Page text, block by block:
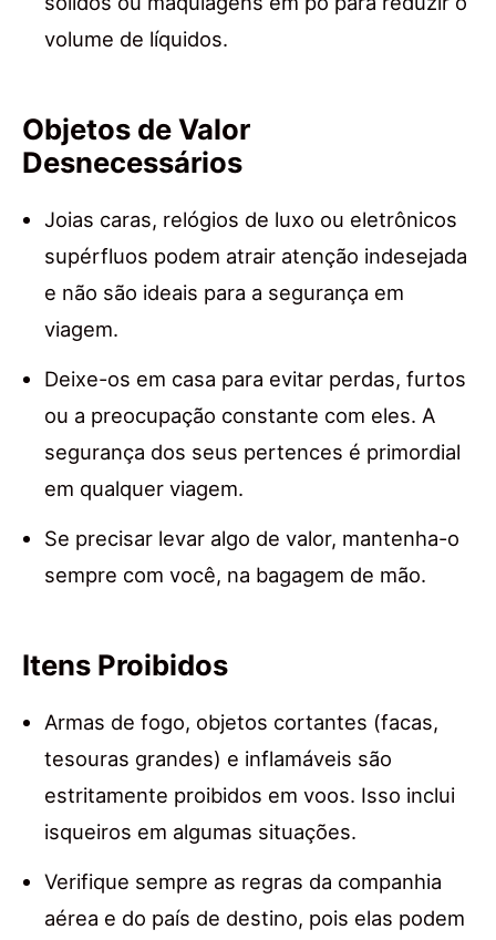
volume de líquidos.
Objetos de Valor
Desnecessários
Joias caras, relógios de luxo ou eletrônicos
supérfluos podem atrair atenção indesejada
e não são ideais para a segurança em
viagem.
Deixe-os em casa para evitar perdas, furtos
ou a preocupação constante com eles. A
segurança dos seus pertences é primordial
em qualquer viagem.
Se precisar levar algo de valor, mantenha-o
sempre com você, na bagagem de mão.
Itens Proibidos
Armas de fogo, objetos cortantes (facas,
tesouras grandes) e inflamáveis são
estritamente proibidos em voos. Isso inclui
isqueiros em algumas situações.
Verifique sempre as regras da companhia
aérea e do país de destino, pois elas podem